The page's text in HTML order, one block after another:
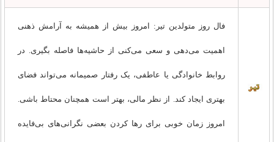
فال روز متولدین تیر: امروز بیش از همیشه به آرامش ذهنی
اهمیت می‌دهی و سعی می‌کنی از حاشیه‌ها فاصله بگیری. در
روابط خانوادگی یا عاطفی، یک رفتار صمیمانه می‌تواند فضای
بهتری ایجاد کند. از نظر مالی، بهتر است همچنان محتاط باشی.
امروز زمان خوبی برای رها کردن بعضی نگرانی‌های بی‌فایده